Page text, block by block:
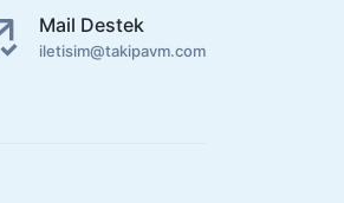
Mail Destek
iletisim@takipavm.com